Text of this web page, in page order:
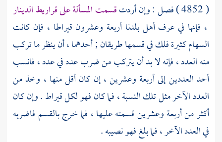
( 4852 ) فصل : وإن أردت
قسمت المسألة على قراريط الدينار
، فإنها في عرف أهل بلدنا أربعة وعشرون قيراطا ، فإن كانت
السهام كثيرة فلك في قسمها طريقان ; أحدهما ، أن ينظر ما تركب
منه العدد ، فإنه لا بد أن يتركب من ضرب عدد في عدد ، فانسب
أحد العددين إلى أربعة وعشرين ، إن كان أقل منها ، وخذ من
العدد الآخر مثل تلك النسبة ، فما كان فهو لكل قيراط . وإن كان
أكثر من أربعة وعشرين قسمته عليها ، فما خرج بالقسم فاضربه
في العدد الآخر ، فما بلغ فهو نصيبه .